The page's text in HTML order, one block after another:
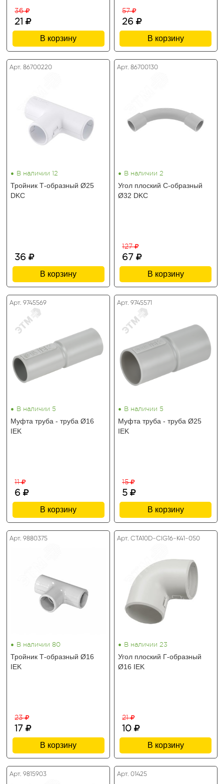
36
21
В корзину
57
26
В корзину
Арт. 86700220
• В наличии 12
Тройник Т-образный Ø25
DKC
36
В корзину
Арт. 86700130
• В наличии 2
Угол плоский C-образный
Ø32 DKC
127
67
В корзину
Арт. 9745569
• В наличии 5
Муфта труба - труба Ø16
IEK
11
6
В корзину
Арт. 9745571
• В наличии 5
Муфта труба - труба Ø25
IEK
15
5
В корзину
Арт. 9880375
• В наличии 80
Тройник Т-образный Ø16
IEK
23
17
В корзину
Арт. CTA10D-CIG16-K41-050
• В наличии 23
Угол плоский Г-образный
Ø16 IEK
21
10
В корзину
Арт. 9815903 Арт. 01425